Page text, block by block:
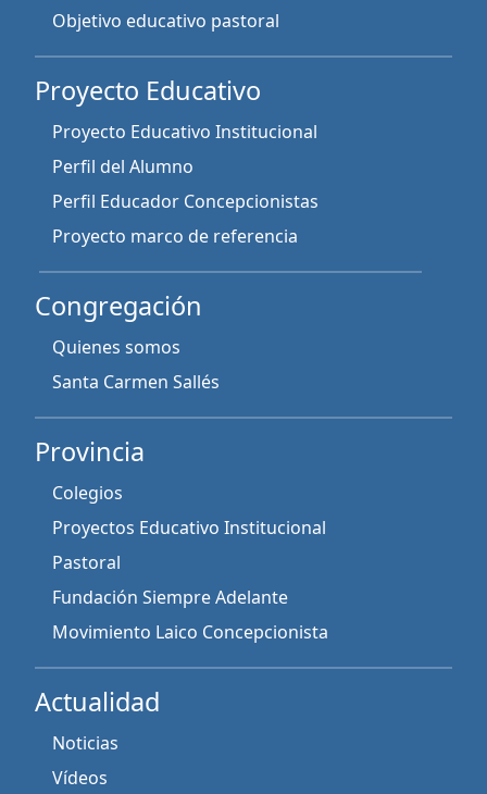
Objetivo educativo pastoral
Proyecto Educativo
Proyecto Educativo Institucional
Perfil del Alumno
Perfil Educador Concepcionistas
Proyecto marco de referencia
Congregación
Quienes somos
Santa Carmen Sallés
Provincia
Colegios
Proyectos Educativo Institucional
Pastoral
Fundación Siempre Adelante
Movimiento Laico Concepcionista
Actualidad
Noticias
Vídeos